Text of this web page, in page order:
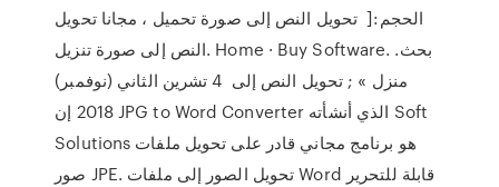
الحجم:[ تحويل النص إلى صورة تحميل ، مجانا تحويل
النص إلى صورة تنزيل. Home · Buy Software. بحث.
منزل » ; تحويل النص إلى 4 تشرين الثاني (نوفمبر)
2018 إن JPG to Word Converter الذي أنشأته Soft
Solutions هو برنامج مجاني قادر على تحويل ملفات
صور JPE. تحويل الصور إلى ملفات Word قابلة للتحرير